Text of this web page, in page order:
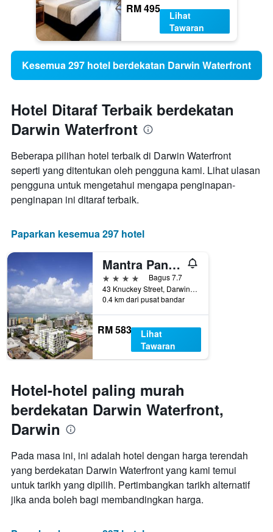
RM 495
Lihat
Tawaran
Kesemua 297 hotel berdekatan Darwin Waterfront
Hotel Ditaraf Terbaik berdekatan
Darwin Waterfront
Beberapa pilihan hotel terbaik di Darwin Waterfront
seperti yang ditentukan oleh pengguna kami. Lihat ulasan
pengguna untuk mengetahui mengapa penginapan-
penginapan ini ditaraf terbaik.
Paparkan kesemua 297 hotel
Mantra Pandanas Darwin
4 bintang
Bagus 7.7
43 Knuckey Street, Darwin, NT, Australia
0.4 km dari pusat bandar
RM 583
Lihat
Tawaran
Hotel-hotel paling murah
berdekatan Darwin Waterfront,
Darwin
Pada masa ini, ini adalah hotel dengan harga terendah
yang berdekatan Darwin Waterfront yang kami temui
untuk tarikh yang dipilih. Pertimbangkan tarikh alternatif
jika anda boleh bagi membandingkan harga.